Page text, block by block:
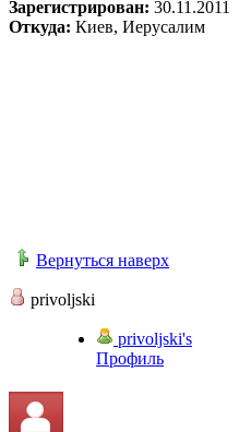
Зарегистрирован: 30.11.2011
Откуда: Киев, Иерусалим
Вернуться наверх
privoljski
privoljski's
Профиль